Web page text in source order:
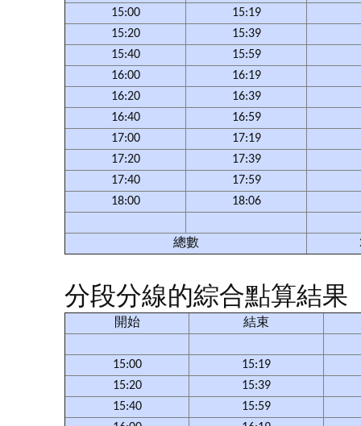
15:00
15:19
15:20
15:39
15:40
15:59
16:00
16:19
16:20
16:39
16:40
16:59
17:00
17:19
17:20
17:39
17:40
17:59
18:00
18:06
總數
分段分線的綜合點算結果
開始 結束
15:00
15:19
15:20
15:39
15:40
15:59